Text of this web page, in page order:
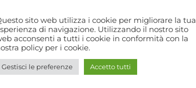
sito web utilizza i cookie per migliorare la tua
di navigazione. Utilizzando il nostro sito
acconsenti a tutti i cookie in conformità con la
policy per i cookie.
Gestisci le preferenze Accetto tutti